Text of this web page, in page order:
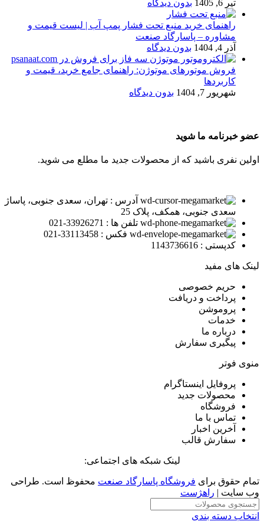
تیر 6, 1405 بدون دیدگاه
راهنمای خرید منبع تحت فشار پمپ آب | لیست قیمت و
مشاوره – پاسارگاد صنعت
آذر 4, 1404
بدون دیدگاه
فروش موتورهای موتوژن: راهنمای جامع خرید، قیمت و
کاربردها
شهریور 7, 1404
بدون دیدگاه
عضو خبرنامه ما شوید
اولین نفری باشید که از محصولات جدید ما مطلع می شوید.
آدرس : تهران، سعدی جنوبی، پاساژ
سعدی جنوبی، همکف، پلاک 25
تلفن ها : 33926271-021
فکس : 33113458-021
کدپستی : 1143736616
لینک های مفید
حریم خصوصی
پرداخت و دریافت
پروموشن
خدمات
درباره ما
پیگیری سفارش
منوی فوتر
پروفایل اینستاگرام
محصولات جدید
فروشگاه
تماس با ما
آخرین اخبار
سفارش قالب
لینک شبکه های اجتماعی:
تمام حقوق برای فروشگاه پاسارگاد صنعت محفوظ است. طراحی
وب سایت | راهژست
انتخاب دسته بندی